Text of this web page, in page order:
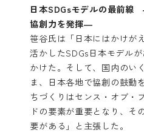
日本SDGsモデルの最前
協創力を発揮―
笹谷氏は「日本にはかけが
活かしたSDGs日本モデル
かけた。そして、国内のい
ま、日本各地で協創の鼓動
ちづくりはセンス・オブ・
ドの要素が重要となり、そ
要がある」と主張した。